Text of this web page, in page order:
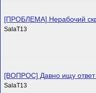
[ПРОБЛЕМА] Нерабочий
SalaT13
[ВОПРОС] Давно ищу ответ
SalaT13